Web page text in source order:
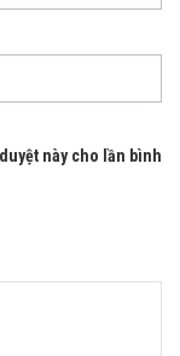
này cho lần bình